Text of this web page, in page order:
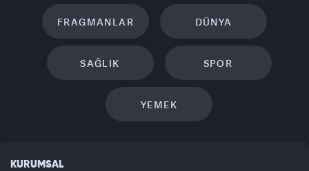
FRAGMANLAR DÜNYA
SAĞLIK SPOR
YEMEK
KURUMSAL